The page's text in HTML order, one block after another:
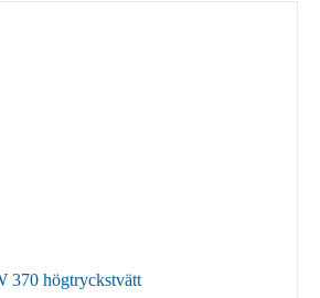
370 högtryckstvätt